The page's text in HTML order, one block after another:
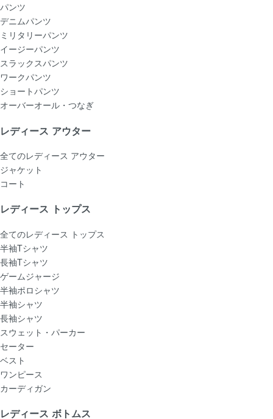
パンツ
デニムパンツ
ミリタリーパンツ
イージーパンツ
スラックスパンツ
ワークパンツ
ショートパンツ
オーバーオール・つなぎ
レディース アウター
全てのレディース アウター
ジャケット
コート
レディース トップス
全てのレディース トップス
半袖Tシャツ
長袖Tシャツ
ゲームジャージ
半袖ポロシャツ
半袖シャツ
長袖シャツ
スウェット・パーカー
セーター
ベスト
ワンピース
カーディガン
レディース ボトムス